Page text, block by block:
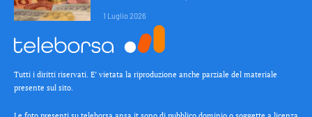
1 Luglio 2026
Tutti i diritti riservati. E’ vietata la riproduzione anche parziale del materiale
presente sul sito.